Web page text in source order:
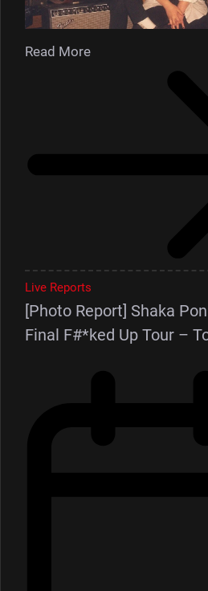
Read More
Live Reports
[Photo Report] Shaka
Final F#*ked Up Tour –